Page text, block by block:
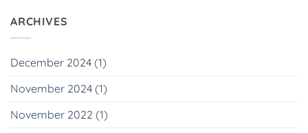
ARCHIVES
December 2024 (1)
November 2024 (1)
November 2022 (1)